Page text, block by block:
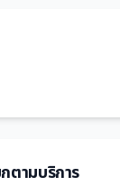
ตามบริการ